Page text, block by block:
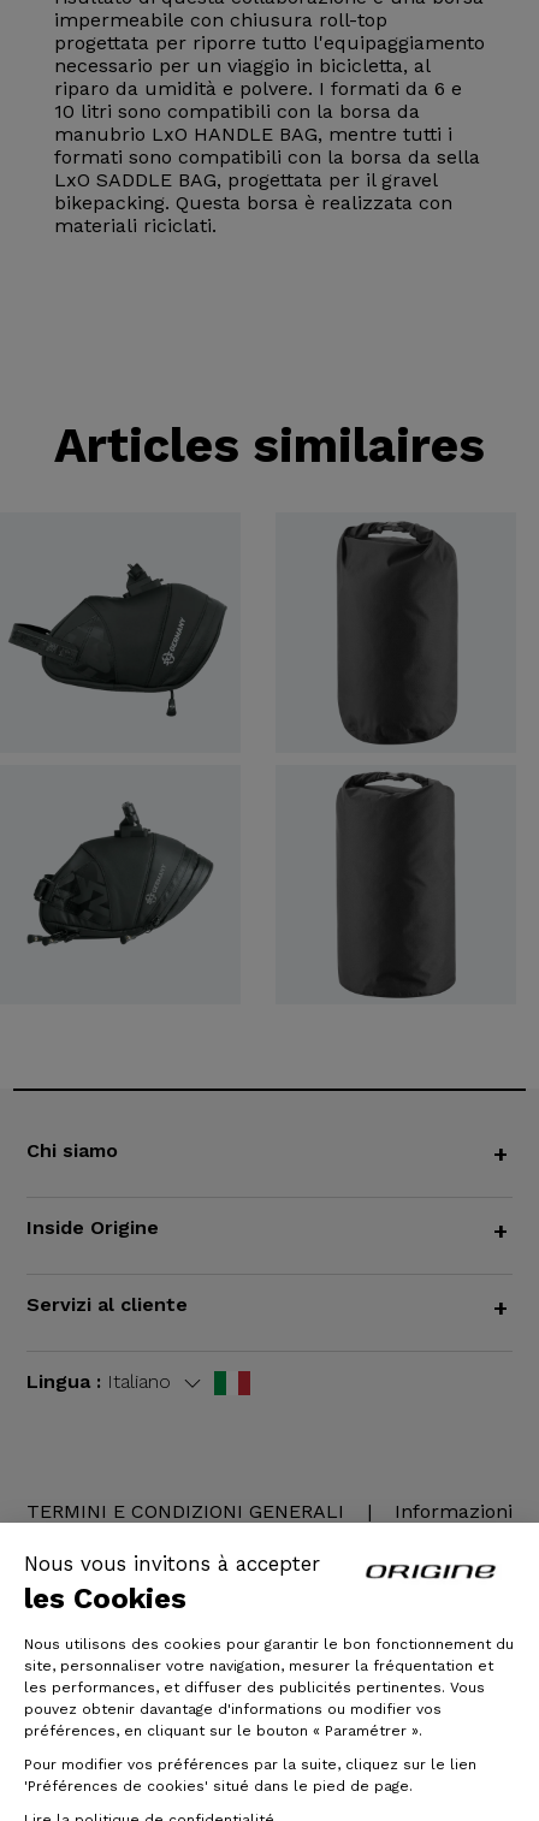
Nous vous invitons à accepter
les Cookies
Nous utilisons des cookies pour garantir le bon fonctionnement du
site, personnaliser votre navigation, mesurer la fréquentation et
les performances, et diffuser des publicités pertinentes. Vous
pouvez obtenir davantage d'informations ou modifier vos
préférences, en cliquant sur le bouton « Paramétrer ».
Pour modifier vos préférences par la suite, cliquez sur le lien
'Préférences de cookies' situé dans le pied de page.
impermeabile con chiusura roll-top
progettata per riporre tutto l'equipaggiamento
necessario per un viaggio in bicicletta, al
riparo da umidità e polvere. I formati da 6 e
10 litri sono compatibili con la borsa da
manubrio LxO HANDLE BAG, mentre tutti i
formati sono compatibili con la borsa da sella
LxO SADDLE BAG, progettata per il gravel
bikepacking. Questa borsa è realizzata con
materiali riciclati.
Articles similaires
Chi siamo +
Inside Origine +
Servizi al cliente +
Lingua : Italiano
TERMINI E CONDIZIONI GENERALI |
Informazioni
© Origine Cycles